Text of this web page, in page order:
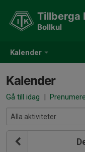
Kalender
Tillberga
Bollkul
Kalender
Gå till idag |